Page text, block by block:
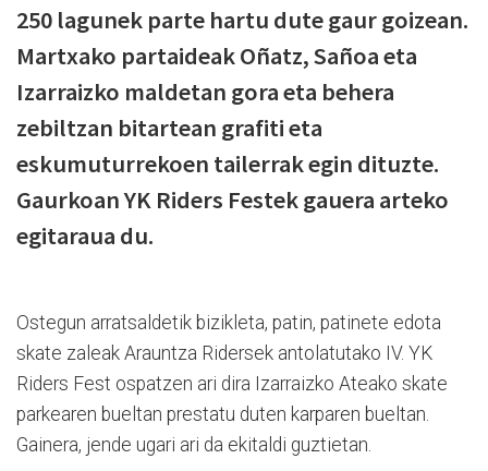
250 lagunek parte hartu dute gaur goizean.
Martxako partaideak Oñatz, Sañoa eta
Izarraizko maldetan gora eta behera
zebiltzan bitartean grafiti eta
eskumuturrekoen tailerrak egin dituzte.
Gaurkoan YK Riders Festek gauera arteko
egitaraua du.
Ostegun arratsaldetik bizikleta, patin, patinete edota
skate zaleak Arauntza Ridersek antolatutako IV. YK
Riders Fest ospatzen ari dira Izarraizko Ateako skate
parkearen bueltan prestatu duten karparen bueltan.
Gainera, jende ugari ari da ekitaldi guztietan.